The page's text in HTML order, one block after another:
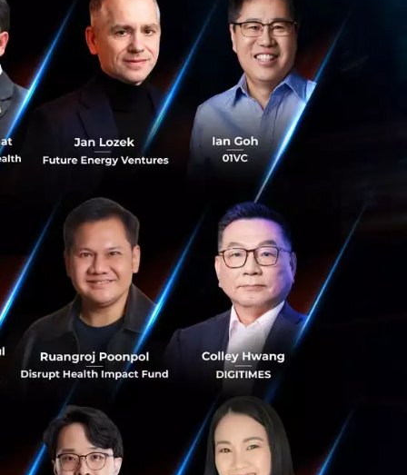
scale
previously
is currently the
of Asia
by
Overall, the
USD in the
largest seed